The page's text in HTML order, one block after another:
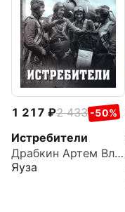
1 217 2 433 -50%
Истребители
Драбкин Артем Владимирович
Яуза